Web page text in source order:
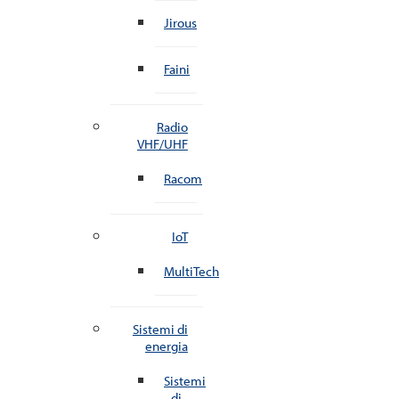
Jirous
Faini
Radio
VHF/UHF
Racom
IoT
MultiTech
Sistemi di
energia
Sistemi